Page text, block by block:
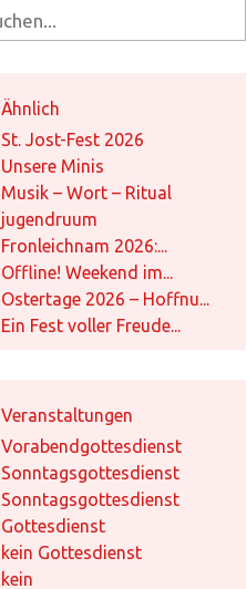
Ähnlich
St. Jost-Fest 2026
Unsere Minis
Musik – Wort – Ritual
jugendruum
Fronleichnam 2026:...
Offline! Weekend im...
Ostertage 2026 – Hoffnu...
Ein Fest voller Freude...
Veranstaltungen
Vorabendgottesdienst
Sonntagsgottesdienst
Sonntagsgottesdienst
Gottesdienst
kein Gottesdienst
kein